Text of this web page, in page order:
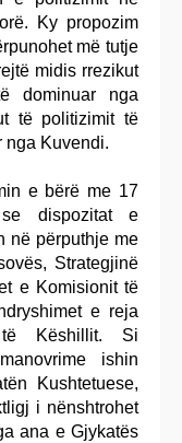
Ky propozim
më tutje
midis rrezikut
dominuar nga
të politizimit të
nga Kuvendi.
e bërë me 17
dispozitat e
në përputhje me
Strategjinë
e Komisionit të
e reja
të Këshillit. Si
ishin
Kushtetuese,
i nënshtrohet
ana e Gjykatës